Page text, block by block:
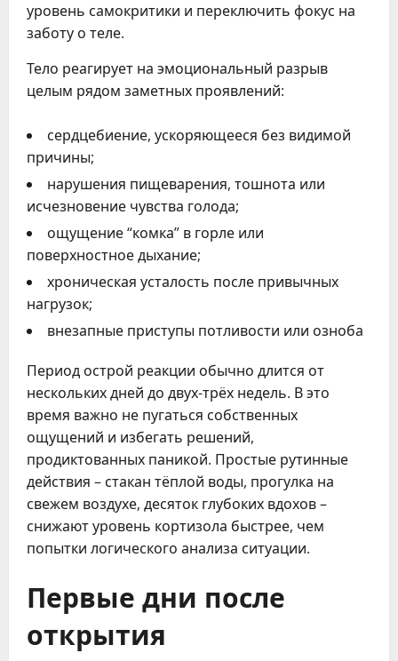
уровень самокритики и переключить фокус на
заботу о теле.
Тело реагирует на эмоциональный разрыв
целым рядом заметных проявлений:
сердцебиение, ускоряющееся без видимой
причины;
нарушения пищеварения, тошнота или
исчезновение чувства голода;
ощущение “комка” в горле или
поверхностное дыхание;
хроническая усталость после привычных
нагрузок;
внезапные приступы потливости или озноба
Период острой реакции обычно длится от
нескольких дней до двух-трёх недель. В это
время важно не пугаться собственных
ощущений и избегать решений,
продиктованных паникой. Простые рутинные
действия – стакан тёплой воды, прогулка на
свежем воздухе, десяток глубоких вдохов –
снижают уровень кортизола быстрее, чем
попытки логического анализа ситуации.
Первые дни после
открытия